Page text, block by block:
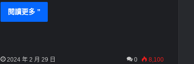
閱讀更多 ”
2024 年 2 月 29 日 0 8,100